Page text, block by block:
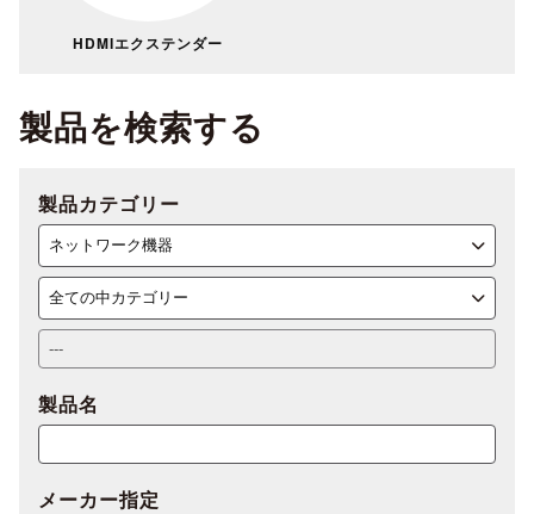
HDMIエクステンダー
製品を検索する
製品カテゴリー
製品名
メーカー指定